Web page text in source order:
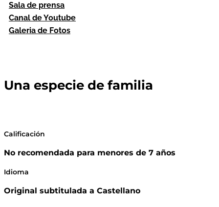
Sala de prensa
Canal de Youtube
Galeria de Fotos
Una especie de familia
Calificación
No recomendada para menores de 7 años
Idioma
Original subtitulada a Castellano